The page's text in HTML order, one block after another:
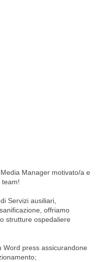
Manager motivato/a e
team!
Servizi ausiliari,
offriamo
strutture ospedaliere
Word press assicurandone